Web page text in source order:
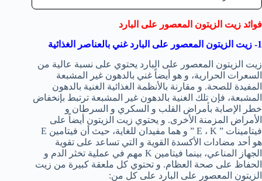
فوائد زيت الزيتون المعصور على البارد
1- زيت الزيتون المعصور على البارد غني بالعناصر الغذائية
زيت الزيتون المعصور على البارد يحتوي على نسبة عالية من
السعرات الحرارية، و هو أيضاً غني بالدهون غير المشبعة
المفيدة للصحة. و مقارنة بالأنظمة الغذائية الغنية بالدهون
المشبعة، فإن تلك الغنية بالدهون غير المشبعة ترتبط بإنخفاض
خطر الإصابة بأمراض القلب و السكري و السرطان و
الأمراض المزمنة الأخرى. و يحتوي زيت الزيتون أيضاً على
فيتامينات ” E ، K ” و هما مفيدان للغاية، حيث أن فيتامين E
هو أحد مضادات الأكسدة القوية و التي تساعد على تقوية
الجهاز المناعي، بينما فيتامين K مهم في عملية تخثر الدم و
الحفاظ على صحة العظام. و تحتوي كل ملعقة كبيرة من زيت
الزيتون المعصور على البارد على كل من: